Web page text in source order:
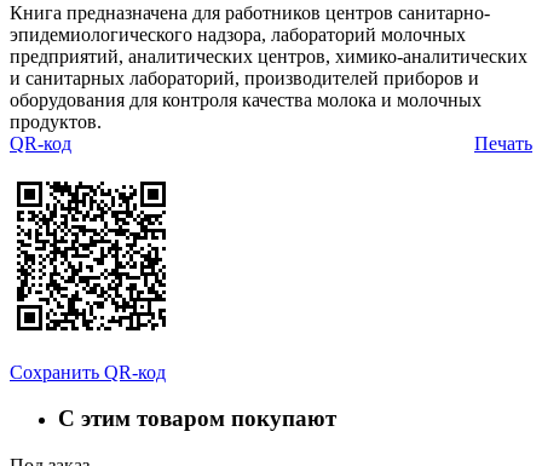
Книга предназначена для работников центров санитарно-
эпидемиологического надзора, лабораторий молочных
предприятий, аналитических центров, химико-аналитических
и санитарных лабораторий, производителей приборов и
оборудования для контроля качества молока и молочных
продуктов.
Печать
QR-код
Сохранить QR-код
С этим товаром покупают